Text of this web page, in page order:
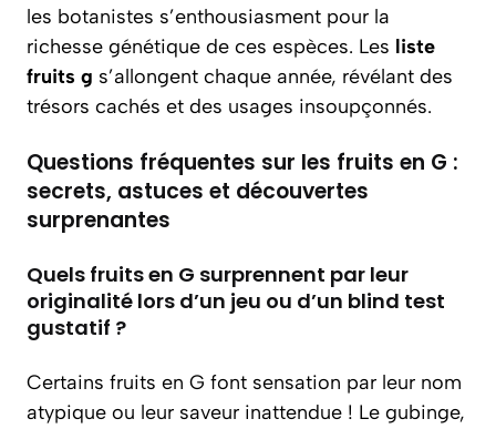
les botanistes s’enthousiasment pour la
richesse génétique de ces espèces. Les liste
fruits g s’allongent chaque année, révélant des
trésors cachés et des usages insoupçonnés.
Questions fréquentes sur les fruits en G :
secrets, astuces et découvertes
surprenantes
Quels fruits en G surprennent par leur
originalité lors d’un jeu ou d’un blind test
gustatif ?
Certains fruits en G font sensation par leur nom
atypique ou leur saveur inattendue ! Le gubinge,